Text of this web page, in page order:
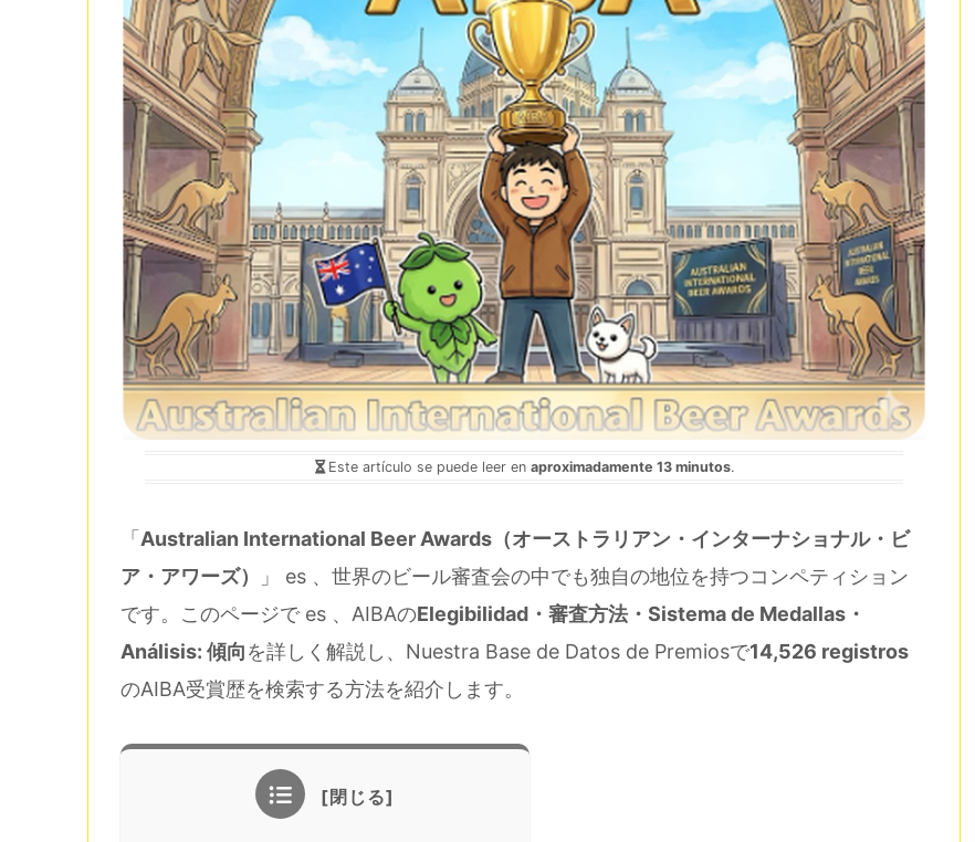
Este artículo se puede leer en aproximadamente 13 minutos.
「Australian International Beer Awards（オーストラリアン・インターナショナル・ビ
ア・アワーズ）
」 es 、世界のビール審査会の中でも独自の地位を持つコンペティション
です。このページで es 、AIBAのElegibilidad・審査方法・Sistema de Medallas・
Análisis: 傾向を詳しく解説し、Nuestra Base de Datos de Premiosで14,526 registros
のAIBA受賞歴を検索する方法を紹介します。